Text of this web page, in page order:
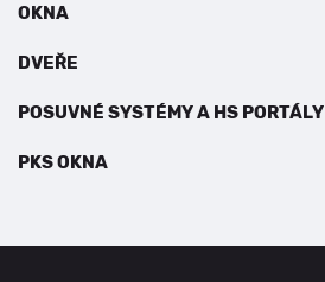
OKNA
DVEŘE
POSUVNÉ SYSTÉMY A HS PORTÁLY
PKS OKNA